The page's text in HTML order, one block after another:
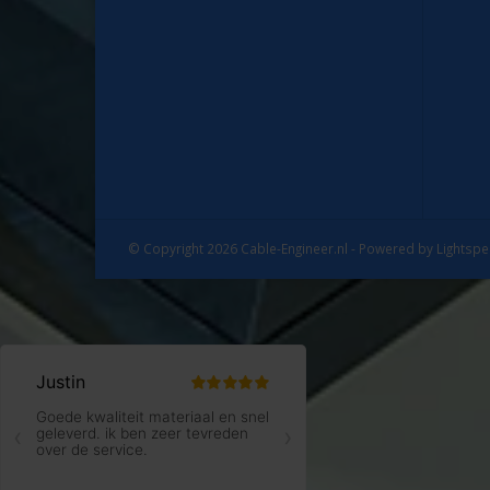
© Copyright 2026 Cable-Engineer.nl - Powered by